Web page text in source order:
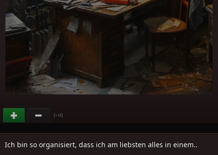
(+18)
Ich bin so organisiert, dass ich am liebsten alles in einem..